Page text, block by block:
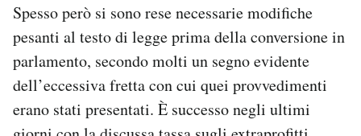
Spesso però si sono rese necessarie modifiche
pesanti al testo di legge prima della conversione in
parlamento, secondo molti un segno evidente
dell’eccessiva fretta con cui quei provvedimenti
erano stati presentati. È successo negli ultimi